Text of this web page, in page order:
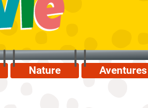
Nature Aventures